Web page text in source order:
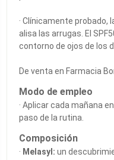
· Clínicamente probado,
alisa las arrugas. El
contorno de ojos de los
De venta en Farmacia
Modo de empleo
· Aplicar cada mañana
paso de la rutina.
Composición
· Melasyl: un